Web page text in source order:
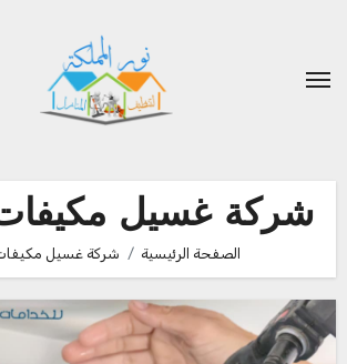
المحتوى
شركة غسيل
الصفحة الرئيسية شركة غسيل